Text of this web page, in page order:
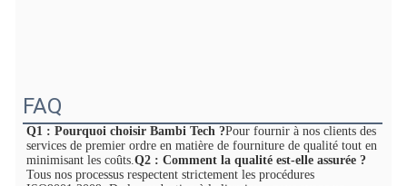
FAQ
Q1 : Pourquoi choisir Bambi Tech ?Pour fournir à nos clients des
services de premier ordre en matière de fourniture de qualité tout en
minimisant les coûts.Q2 : Comment la qualité est-elle assurée ?
Tous nos processus respectent strictement les procédures